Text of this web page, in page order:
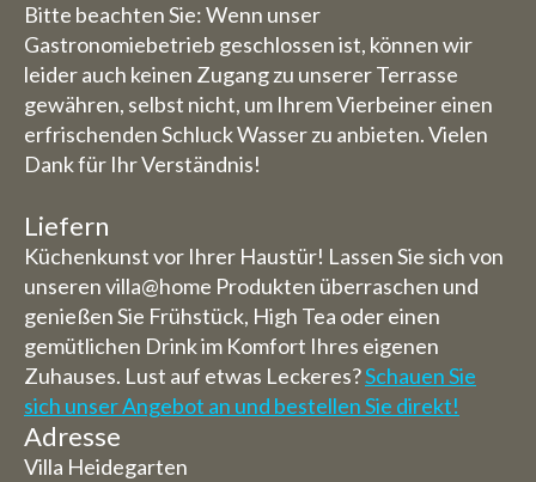
Bitte beachten Sie: Wenn unser
Gastronomiebetrieb geschlossen ist, können wir
leider auch keinen Zugang zu unserer Terrasse
gewähren, selbst nicht, um Ihrem Vierbeiner einen
erfrischenden Schluck Wasser zu anbieten. Vielen
Dank für Ihr Verständnis!
Liefern
Küchenkunst vor Ihrer Haustür! Lassen Sie sich von
unseren villa@home Produkten überraschen und
genießen Sie Frühstück, High Tea oder einen
gemütlichen Drink im Komfort Ihres eigenen
Zuhauses. Lust auf etwas Leckeres?Schauen Sie
sich unser Angebot an und bestellen Sie direkt!
Adresse
Villa Heidegarten